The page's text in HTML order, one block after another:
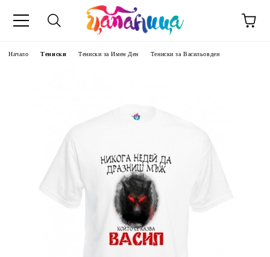
Начало Тениски Тениски за Имен Ден Тениски за Васильовден